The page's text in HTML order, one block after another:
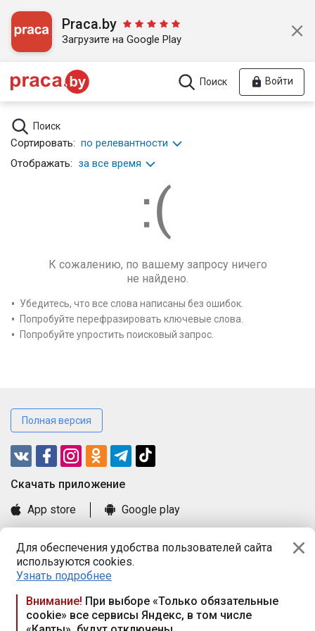
Для обеспечения удобства пользователей сайта
используются cookies.
Узнать подробнее
Внимание! При выборе «Только обязательные
cookie» все сервисы Яндекс, в том числе
Praca.by
Загрузите на Google Play
Поиск Войти
Поиск
Сортировать: по релевантности
Отображать: за все время
К сожалению, по вашему запросу ничего
не найдено.
Убедитесь, что все слова написаны без ошибок.
Попробуйте перефразировать ключевые слова.
Попробуйте упростить поисковый запрос.
Полная версия
Cкачать приложение
App store
Google play
Книга замечаний и предложений
Правила и документы
Praca.by © 2000—2026, ООО «ПРАЦА БАЙ»
Республика Беларусь, 220114, г. Минск, пр-т Независимости
117а, пом. № 9.